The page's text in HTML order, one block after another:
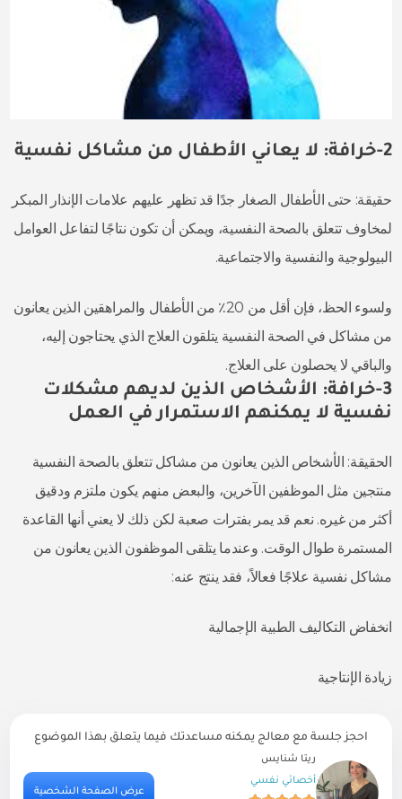
2-خرافة: لا يعاني الأطفال من مشاكل نفسية
حقيقة: حتى الأطفال الصغار جدًا قد تظهر عليهم علامات الإنذار المبكر
لمخاوف تتعلق بالصحة النفسية، ويمكن أن تكون نتاجًا لتفاعل العوامل
البيولوجية والنفسية والاجتماعية.
ولسوء الحظ، فإن أقل من 20٪ من الأطفال والمراهقين الذين يعانون
من مشاكل في الصحة النفسية يتلقون العلاج الذي يحتاجون إليه،
والباقي لا يحصلون على العلاج.
3-خرافة: الأشخاص الذين لديهم مشكلات
نفسية لا يمكنهم الاستمرار في العمل
الحقيقة: الأشخاص الذين يعانون من مشاكل تتعلق بالصحة النفسية
منتجين مثل الموظفين الآخرين، والبعض منهم يكون ملتزم ودقيق
أكثر من غيره. نعم قد يمر بفترات صعبة لكن ذلك لا يعني أنها القاعدة
المستمرة طوال الوقت. وعندما يتلقى الموظفون الذين يعانون من
مشاكل نفسية علاجًا فعالاً، فقد ينتج عنه:
انخفاض التكاليف الطبية الإجمالية
زيادة الإنتاجية
احجز جلسة مع معالج يمكنه مساعدتك فيما يتعلق بهذا الموضوع
ريتا شنايس
أخصائي نفسي
عرض الصفحة الشخصية